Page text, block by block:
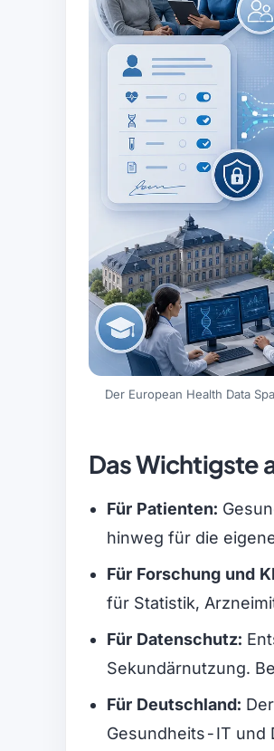
Der European Health Data
Das Wichtigste
Für Patienten:
hinweg für die
Für Forschung und
für Statistik,
Für Datenschutz:
Sekundärnutzung.
Für Deutschland:
Gesundheits-IT und